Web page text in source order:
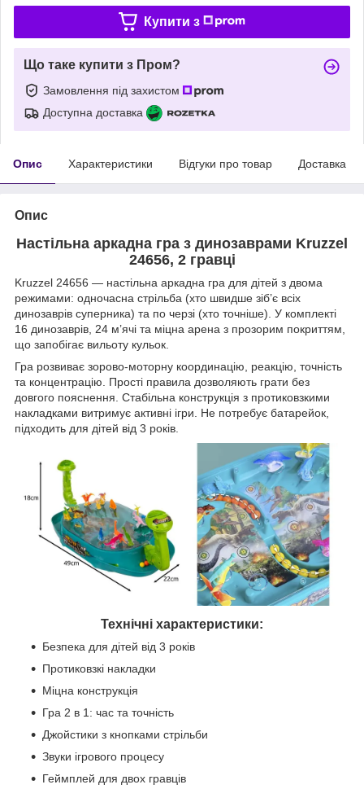
Купити з
Що таке купити з Пром?
Замовлення під захистом
Доступна доставка
Опис Характеристики Відгуки про товар Доставка
Опис
Настільна аркадна гра з динозаврами Kruzzel
24656, 2 гравці
Kruzzel 24656 — настільна аркадна гра для дітей з двома
режимами: одночасна стрільба (хто швидше зіб’є всіх
динозаврів суперника) та по черзі (хто точніше). У комплекті
16 динозаврів, 24 м’ячі та міцна арена з прозорим покриттям,
що запобігає вильоту кульок.
Гра розвиває зорово-моторну координацію, реакцію, точність
та концентрацію. Прості правила дозволяють грати без
довгого пояснення. Стабільна конструкція з протиковзкими
накладками витримує активні ігри. Не потребує батарейок,
підходить для дітей від 3 років.
Технічні характеристики:
Безпека для дітей від 3 років
Протиковзкі накладки
Міцна конструкція
Гра 2 в 1: час та точність
Джойстики з кнопками стрільби
Звуки ігрового процесу
Геймплей для двох гравців